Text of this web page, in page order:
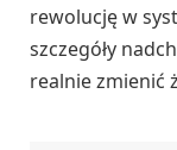
rewolucję w
szczegóły
realnie zmienić